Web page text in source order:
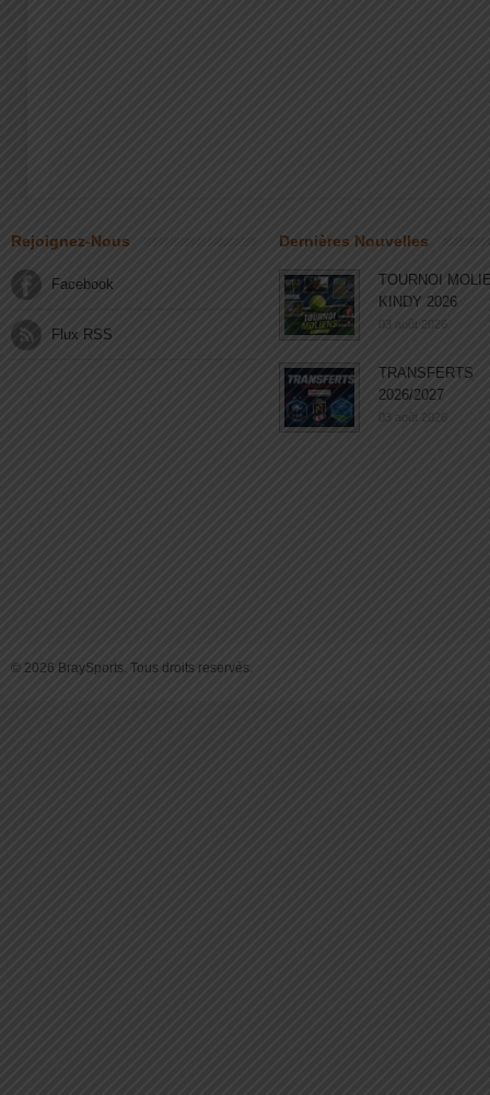
Rejoignez-Nous
Facebook
Flux RSS
Dernières Nouvelles
TOURNOI
KINDY 2026
03 août 2026
TRANSFERTS
2026/2027
03 août 2026
© 2026 BraySports. Tous droits reservés.